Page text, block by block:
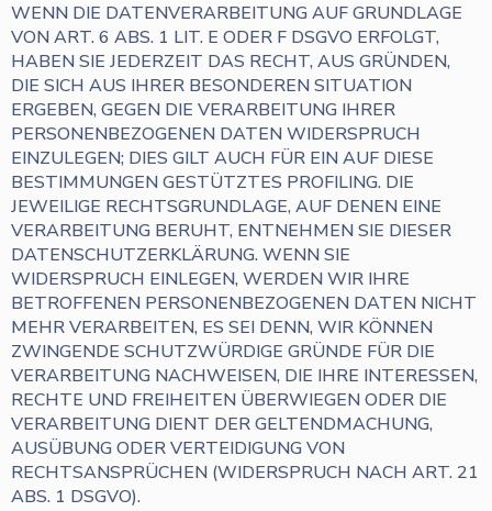
WENN DIE DATENVERARBEITUNG AUF GRUNDLAGE
VON ART. 6 ABS. 1 LIT. E ODER F DSGVO ERFOLGT,
HABEN SIE JEDERZEIT DAS RECHT, AUS GRÜNDEN,
DIE SICH AUS IHRER BESONDEREN SITUATION
ERGEBEN, GEGEN DIE VERARBEITUNG IHRER
PERSONENBEZOGENEN DATEN WIDERSPRUCH
EINZULEGEN; DIES GILT AUCH FÜR EIN AUF DIESE
BESTIMMUNGEN GESTÜTZTES PROFILING. DIE
JEWEILIGE RECHTSGRUNDLAGE, AUF DENEN EINE
VERARBEITUNG BERUHT, ENTNEHMEN SIE DIESER
DATENSCHUTZERKLÄRUNG. WENN SIE
WIDERSPRUCH EINLEGEN, WERDEN WIR IHRE
BETROFFENEN PERSONENBEZOGENEN DATEN NICHT
MEHR VERARBEITEN, ES SEI DENN, WIR KÖNNEN
ZWINGENDE SCHUTZWÜRDIGE GRÜNDE FÜR DIE
VERARBEITUNG NACHWEISEN, DIE IHRE INTERESSEN,
RECHTE UND FREIHEITEN ÜBERWIEGEN ODER DIE
VERARBEITUNG DIENT DER GELTENDMACHUNG,
AUSÜBUNG ODER VERTEIDIGUNG VON
RECHTSANSPRÜCHEN (WIDERSPRUCH NACH ART. 21
ABS. 1 DSGVO).